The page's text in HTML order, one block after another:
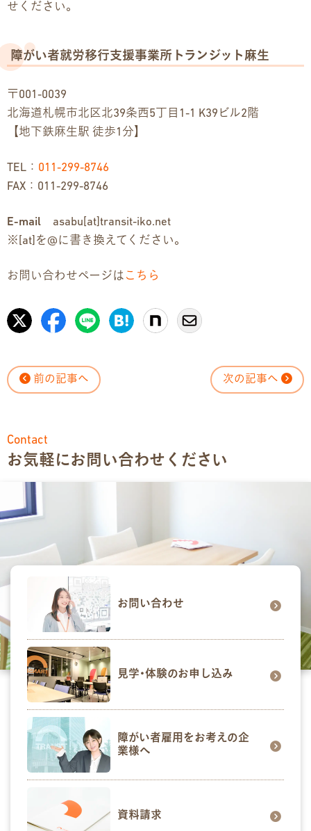
せください。
障がい者就労移行支援事業所トランジット麻生
〒001-0039
北海道札幌市北区北39条西5丁目1-1 K39ビル2階
【地下鉄麻生駅 徒歩1分】
TEL： 011-299-8746
FAX：011-299-8746
E-mail asabu[at]transit-iko.net
※[at]を@に書き換えてください。
お問い合わせページは こちら
前の記事へ 次の記事へ
Contact
お気軽にお問い合わせください
お問い合わせ
見学･体験のお申し込み
障がい者雇用をお考えの企
業様へ
資料請求